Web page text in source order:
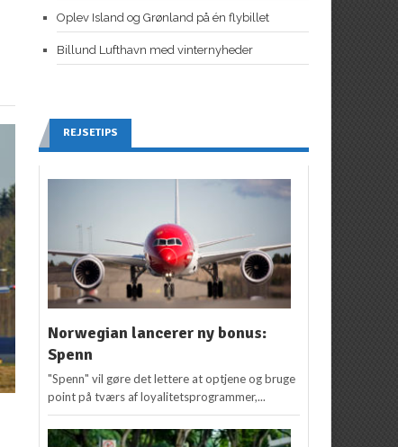
Oplev Island og Grønland på én flybillet
Billund Lufthavn med vinternyheder
REJSETIPS
Norwegian lancerer ny bonus:
Spenn
"Spenn" vil gøre det lettere at optjene og bruge
point på tværs af loyalitetsprogrammer,...